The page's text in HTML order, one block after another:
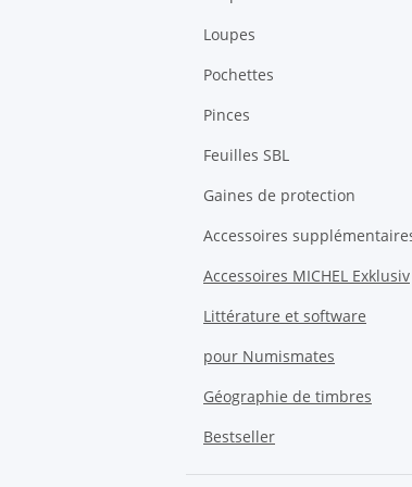
Loupes
Pochettes
Pinces
Feuilles SBL
Gaines de protection
Accessoires
Accessoires MICHEL Exklusiv
Littérature et software
pour Numismates
Géographie de timbres
Bestseller